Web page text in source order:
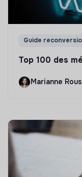
Guide
Top 100 des
Marianne